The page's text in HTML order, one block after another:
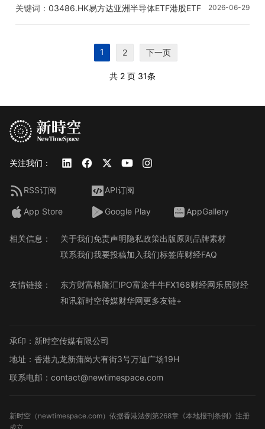
关键词： 03486.HK易方达亚洲半导体ETF港股ETF 2026-06-29
1 2 下一页
共 2 页 31条
关注我们：
RSS订阅 API订阅
App Store Google Play AppGallery
相关信息： 关于我们免责声明隐私政策出版原则品牌素材
联系我们我要投稿加入我们标签库财经FAQ
友情链接： 东方财富格隆汇IPO富途牛牛FX168财经网乐居财经
和讯新时空传媒财华网更多友链+
承印：新时空传媒有限公司
地址：香港九龙新蒲岗大有街3号万迪广场19H
联系电邮：contact@newtimespace.com
新时空（ newtimespace.com）依据香港法例第268章《本地报刊条例》注册